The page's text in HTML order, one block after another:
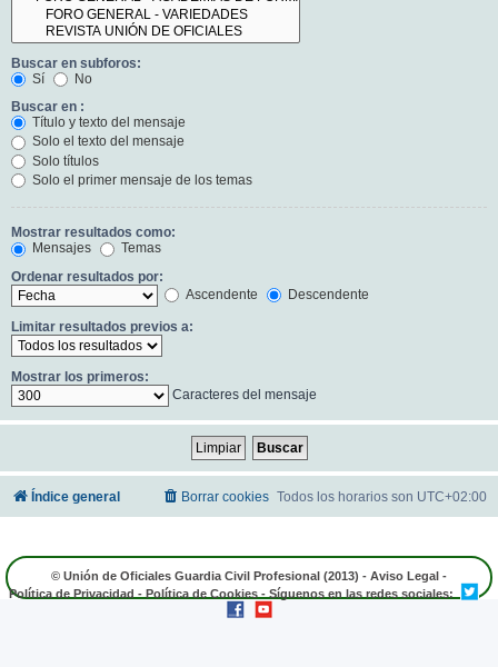
Buscar en subforos:
Sí
No
Buscar en :
Título y texto del mensaje
Solo el texto del mensaje
Solo títulos
Solo el primer mensaje de los temas
Mostrar resultados como:
Mensajes
Temas
Ordenar resultados por:
Ascendente
Descendente
Limitar resultados previos a:
Mostrar los primeros:
Caracteres del mensaje
Índice general Todos los horarios son UTC+02:00
Borrar cookies
© Unión de Oficiales Guardia Civil Profesional (2013) - Aviso Legal -
Política de Privacidad - Política de Cookies - Síguenos en las redes sociales: